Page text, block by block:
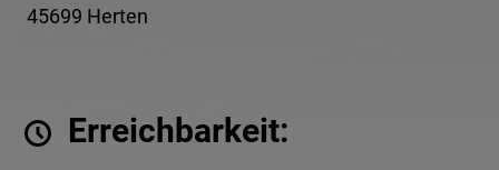
45699 Herten
Erreichbarkeit: